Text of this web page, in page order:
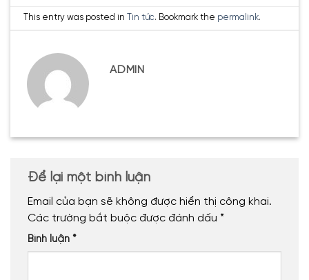
This entry was posted in Tin tức. Bookmark the permalink.
ADMIN
Để lại một bình luận
Email của bạn sẽ không được hiển thị công khai.
Các trường bắt buộc được đánh dấu *
Bình luận *